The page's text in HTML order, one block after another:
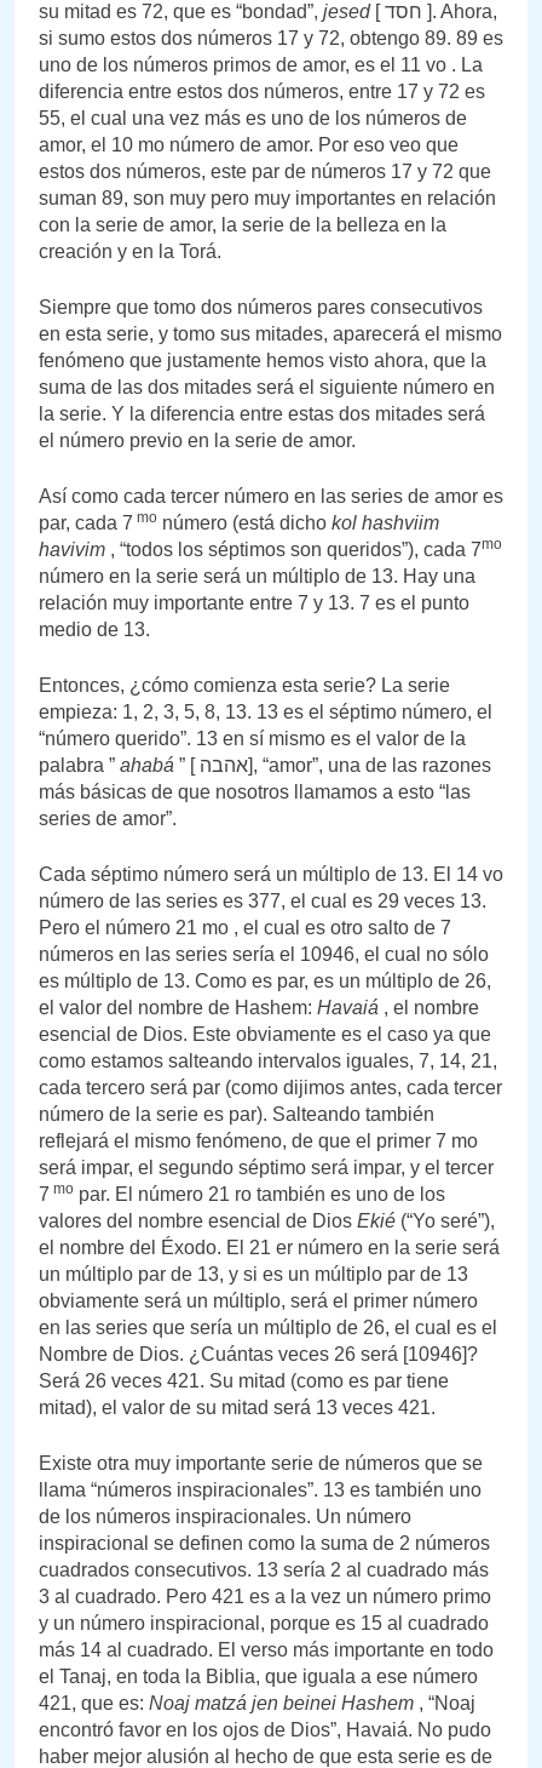
su mitad es 72, que es “bondad”, jesed [ חסד ]. Ahora,
si sumo estos dos números 17 y 72, obtengo 89. 89 es
uno de los números primos de amor, es el 11 vo . La
diferencia entre estos dos números, entre 17 y 72 es
55, el cual una vez más es uno de los números de
amor, el 10 mo número de amor. Por eso veo que
estos dos números, este par de números 17 y 72 que
suman 89, son muy pero muy importantes en relación
con la serie de amor, la serie de la belleza en la
creación y en la Torá.
Siempre que tomo dos números pares consecutivos
en esta serie, y tomo sus mitades, aparecerá el mismo
fenómeno que justamente hemos visto ahora, que la
suma de las dos mitades será el siguiente número en
la serie. Y la diferencia entre estas dos mitades será
el número previo en la serie de amor.
Así como cada tercer número en las series de amor es
par, cada 7 mo número (está dicho kol hashviim
havivim , “todos los séptimos son queridos”), cada 7mo
número en la serie será un múltiplo de 13. Hay una
relación muy importante entre 7 y 13. 7 es el punto
medio de 13.
Entonces, ¿cómo comienza esta serie? La serie
empieza: 1, 2, 3, 5, 8, 13. 13 es el séptimo número, el
“número querido”. 13 en sí mismo es el valor de la
palabra ” ahabá ” [ אהבה], “amor”, una de las razones
más básicas de que nosotros llamamos a esto “las
series de amor”.
Cada séptimo número será un múltiplo de 13. El 14 vo
número de las series es 377, el cual es 29 veces 13.
Pero el número 21 mo , el cual es otro salto de 7
números en las series sería el 10946, el cual no sólo
es múltiplo de 13. Como es par, es un múltiplo de 26,
el valor del nombre de Hashem: Havaiá , el nombre
esencial de Dios. Este obviamente es el caso ya que
como estamos salteando intervalos iguales, 7, 14, 21,
cada tercero será par (como dijimos antes, cada tercer
número de la serie es par). Salteando también
reflejará el mismo fenómeno, de que el primer 7 mo
será impar, el segundo séptimo será impar, y el tercer
7 mo par. El número 21 ro también es uno de los
valores del nombre esencial de Dios Ekié (“Yo seré”),
el nombre del Éxodo. El 21 er número en la serie será
un múltiplo par de 13, y si es un múltiplo par de 13
obviamente será un múltiplo, será el primer número
en las series que sería un múltiplo de 26, el cual es el
Nombre de Dios. ¿Cuántas veces 26 será [10946]?
Será 26 veces 421. Su mitad (como es par tiene
mitad), el valor de su mitad será 13 veces 421.
Existe otra muy importante serie de números que se
llama “números inspiracionales”. 13 es también uno
de los números inspiracionales. Un número
inspiracional se definen como la suma de 2 números
cuadrados consecutivos. 13 sería 2 al cuadrado más
3 al cuadrado. Pero 421 es a la vez un número primo
y un número inspiracional, porque es 15 al cuadrado
más 14 al cuadrado. El verso más importante en todo
el Tanaj, en toda la Biblia, que iguala a ese número
421, que es: Noaj matzá jen beinei Hashem , “Noaj
encontró favor en los ojos de Dios”, Havaiá. No pudo
haber mejor alusión al hecho de que esta serie es de